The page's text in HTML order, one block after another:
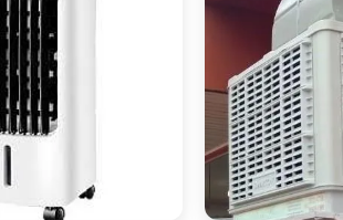
de qualidade, não hesite
orçamento e descubra como esses
conforto eficiênciade
VENTILADORES